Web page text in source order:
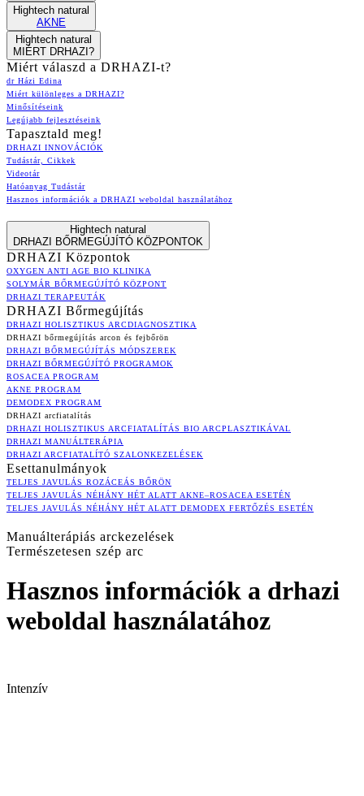
Hightech natural
AKNE
Hightech natural
MIÉRT DRHAZI?
Miért válaszd a DRHAZI-t?
dr Házi Edina
Miért különleges a DRHAZI?
Minősítéseink
Legújabb fejlesztéseink
Tapasztald meg!
DRHAZI INNOVÁCIÓK
Tudástár, Cikkek
Videotár
Hatóanyag Tudástár
Hasznos információk a DRHAZI weboldal használatához
Hightech natural
DRHAZI BŐRMEGÚJÍTÓ KÖZPONTOK
DRHAZI Központok
OXYGEN ANTI AGE BIO KLINIKA
SOLYMÁR BŐRMEGÚJÍTÓ KÖZPONT
DRHAZI TERAPEUTÁK
DRHAZI Bőrmegújítás
DRHAZI HOLISZTIKUS ARCDIAGNOSZTIKA
DRHAZI bőrmegújítás arcon és fejbőrön
DRHAZI BŐRMEGÚJÍTÁS MÓDSZEREK
DRHAZI BŐRMEGÚJÍTÓ PROGRAMOK
ROSACEA PROGRAM
AKNE PROGRAM
DEMODEX PROGRAM
DRHAZI arcfiatalítás
DRHAZI HOLISZTIKUS ARCFIATALÍTÁS BIO ARCPLASZTIKÁVAL
DRHAZI MANUÁLTERÁPIA
DRHAZI ARCFIATALÍTÓ SZALONKEZELÉSEK
Esettanulmányok
TELJES JAVULÁS ROZÁCEÁS BŐRÖN
TELJES JAVULÁS NÉHÁNY HÉT ALATT AKNE–ROSACEA ESETÉN
TELJES JAVULÁS NÉHÁNY HÉT ALATT DEMODEX FERTŐZÉS ESETÉN
Manuálterápiás arckezelések
Természetesen szép arc
Hasznos információk a drhazi
weboldal használatához
Intenzív